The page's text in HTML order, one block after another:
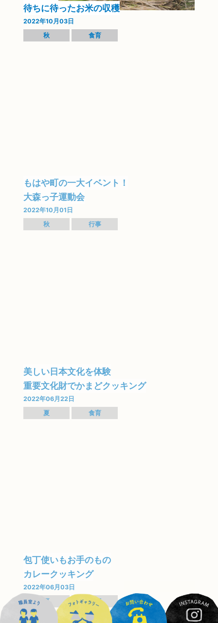
待ちに待ったお米の収穫
2022年10月03日
秋
食育
もはや町の一大イベント！
大森っ子運動会
2022年10月01日
秋
行事
美しい日本文化を体験
重要文化財でかまどクッキング
2022年06月22日
夏
食育
包丁使いもお手のもの
カレークッキング
2022年06月03日
夏
食育